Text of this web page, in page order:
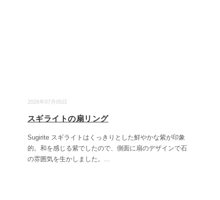
2026年07月05日
スギライトの扇リング
Sugirite スギライトはくっきりとした鮮やかな紫が印象
的。和を感じる紫でしたので、側面に扇のデザインで石
の雰囲気を生かしました。 ...